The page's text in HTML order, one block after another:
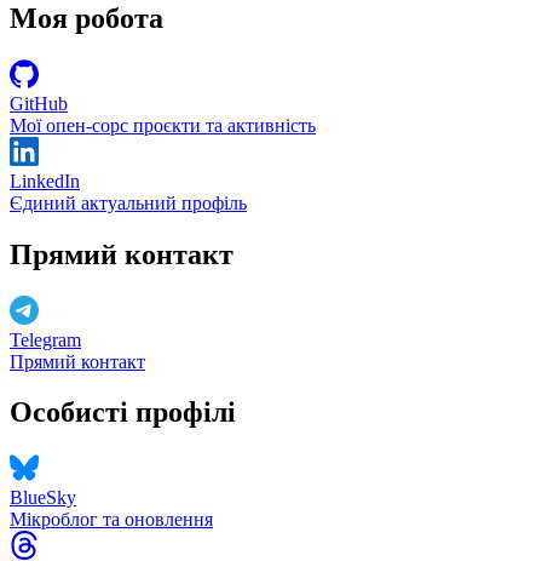
Моя робота
GitHub
Мої опен-сорс проєкти та активність
LinkedIn
Єдиний актуальний профіль
Прямий контакт
Telegram
Прямий контакт
Особисті профілі
BlueSky
Мікроблог та оновлення